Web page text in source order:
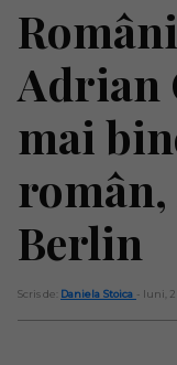
Adrian
mai
român,
Berlin
Scris de: Daniela Stoica - luni,